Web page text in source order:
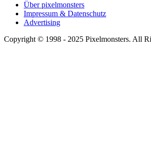
Über pixelmonsters
Impressum & Datenschutz
Advertising
Copyright © 1998 - 2025 Pixelmonsters. All